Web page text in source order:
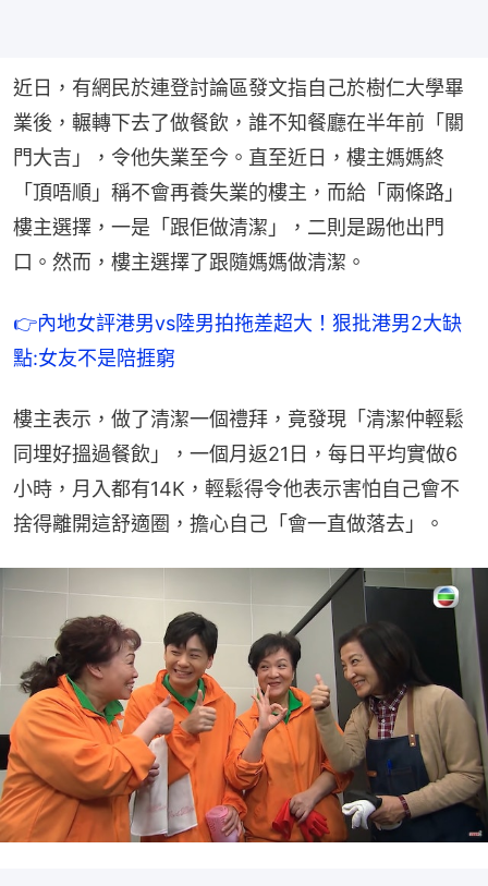
近日，有網民於連登討論區發文指自己於樹仁大學畢
業後，輾轉下去了做餐飲，誰不知餐廳在半年前「關
門大吉」，令他失業至今。直至近日，樓主媽媽終
「頂唔順」稱不會再養失業的樓主，而給「兩條路」
樓主選擇，一是「跟佢做清潔」，二則是踢他出門
口。然而，樓主選擇了跟隨媽媽做清潔。
👉內地女評港男vs陸男拍拖差超大！狠批港男2大缺
點:女友不是陪捱窮
樓主表示，做了清潔一個禮拜，竟發現「清潔仲輕鬆
同埋好搵過餐飲」，一個月返21日，每日平均實做6
小時，月入都有14K，輕鬆得令他表示害怕自己會不
捨得離開這舒適圈，擔心自己「會一直做落去」。